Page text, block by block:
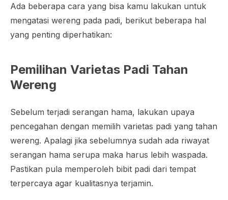
Ada beberapa cara yang bisa kamu lakukan untuk
mengatasi wereng pada padi, berikut beberapa hal
yang penting diperhatikan:
Pemilihan Varietas Padi Tahan
Wereng
Sebelum terjadi serangan hama, lakukan upaya
pencegahan dengan memilih varietas padi yang tahan
wereng. Apalagi jika sebelumnya sudah ada riwayat
serangan hama serupa maka harus lebih waspada.
Pastikan pula memperoleh bibit padi dari tempat
terpercaya agar kualitasnya terjamin.